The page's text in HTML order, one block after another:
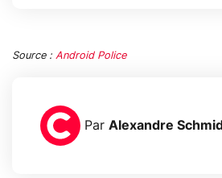
Source : Android Police
Par Alexandre Schmid